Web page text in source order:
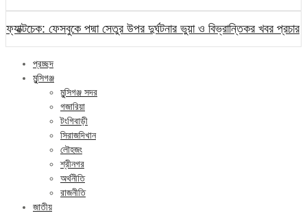
ফ্যাক্টচেক: ফেসবুকে পদ্মা সেতুর উপর দুর্ঘটনার ভুয়া ও বিভ্রান্তিকর খবর প্রচার
প্রচ্ছদ
মুন্সিগঞ্জ
মুন্সিগঞ্জ সদর
গজারিয়া
টংগিবাড়ী
সিরাজদিখান
লৌহজং
শ্রীনগর
অর্থনীতি
রাজনীতি
জাতীয়